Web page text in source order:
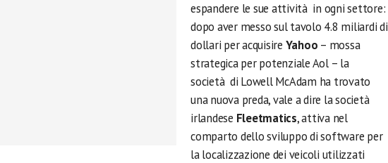
espandere le sue attività in ogni settore:
dopo aver messo sul tavolo 4.8 miliardi di
dollari per acquisire Yahoo – mossa
strategica per potenziale Aol – la
società di Lowell McAdam ha trovato
una nuova preda, vale a dire la società
irlandese Fleetmatics, attiva nel
comparto dello sviluppo di software per
la localizzazione dei veicoli utilizzati